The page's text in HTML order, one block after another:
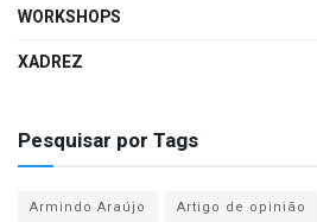
WORKSHOPS
XADREZ
Pesquisar por Tags
Armindo Araújo Artigo de opinião